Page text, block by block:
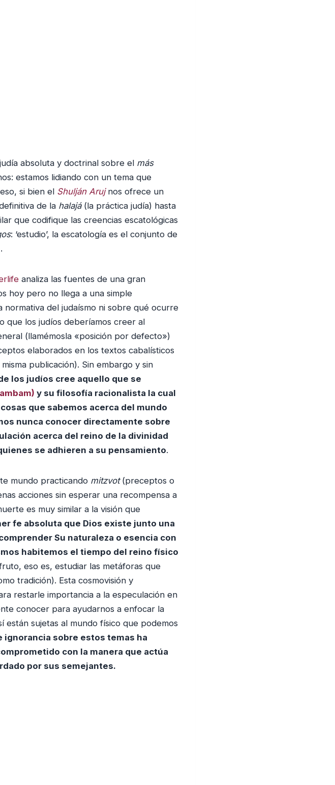
absoluta y doctrinal sobre el más
estamos lidiando con un tema que
si bien el Shulján Arujnos ofrece un
de la halajá (la práctica judía) hasta
que codifique las creencias escatológicas
: ‘estudio’, la escatología es el conjunto de
analiza las fuentes de una gran
hoy pero no llega a una simple
del judaísmo ni sobre qué ocurre
que los judíos deberíamos creer al
(llamémosla «posición por defecto»)
elaborados en los textos cabalísticos
publicación). Sin embargo y sin
los judíos cree aquello que se
y su filosofía racionalista la cual
que sabemos acerca del mundo
nunca conocer directamente sobre
acerca del reino de la divinidad
se adhieren a su pensamiento.
mundo practicando mitzvot (preceptos o
acciones sin esperar una recompensa a
es muy similar a la visión que
fe absoluta que Dios existe junto una
Su naturaleza o esencia con
habitemos el tiempo del reino físico
eso es, estudiar las metáforas que
tradición). Esta cosmovisión y
restarle importancia a la especulación en
conocer para ayudarnos a enfocar la
están sujetas al mundo físico que podemos
ignorancia sobre estos temas ha
con la manera que actúa
por sus semejantes.